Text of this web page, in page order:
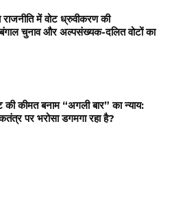
राजनीति में वोट ध्रुवीकरण की
चुनाव और अल्पसंख्यक-दलित वोटों का
की कीमत बनाम “अगली बार” का न्याय:
पर भरोसा डगमगा रहा है?